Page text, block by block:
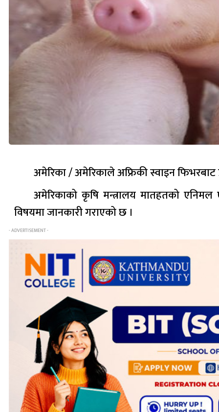
अमेरिका / अमेरिकाले अफ्रिकी स्वाइन फिभरबाट
अमेरिकाको कृषि मन्त्रालय मातहतको एनिमल
विषयमा जानकारी गराएको छ ।
- ADVERTISEMENT -